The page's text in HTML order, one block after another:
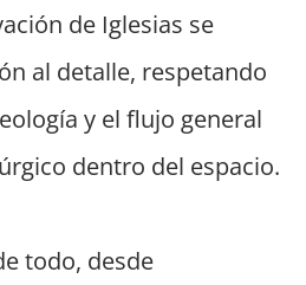
de Iglesias se
al detalle, respetando
y el flujo general
dentro del espacio.
todo, desde